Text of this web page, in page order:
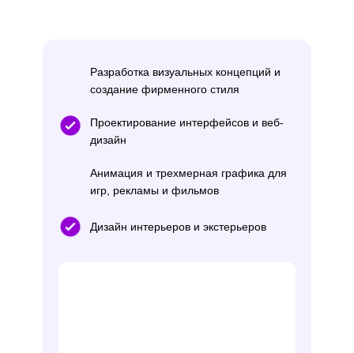
Разработка визуальных концепций и
создание фирменного стиля
Проектирование интерфейсов и веб-
дизайн
Анимация и трехмерная графика для
игр, рекламы и фильмов
Дизайн интерьеров и экстерьеров